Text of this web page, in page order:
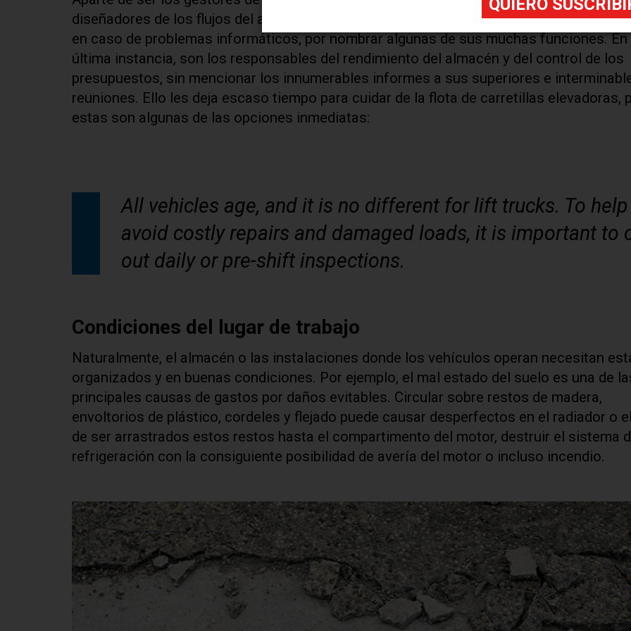
diseñadores de los flujos del almacén, especialistas en almacenaje y personas de
en caso de problemas informáticos, por nombrar algunas de sus muchas funciones. En
última instancia, son los responsables del rendimiento del almacén y del control de los
presupuestos, sin mencionar los innumerables informes a sus superiores e
reuniones. Ello les deja escaso tiempo para cuidar de la flota de carretillas elevadoras,
estas son algunas de las opciones inmediatas:
All vehicles age, and it is no different for lift trucks. To help
avoid costly repairs and damaged loads, it is important to
out daily or pre-shift inspections.
Condiciones del lugar de trabajo
Naturalmente, el almacén o las instalaciones donde los vehículos operan necesitan
organizados y en buenas condiciones. Por ejemplo, el mal estado del suelo es una de
principales causas de gastos por daños evitables. Circular sobre restos de madera,
envoltorios de plástico, cordeles y flejado puede causar desperfectos en el radiador o
de ser arrastrados estos restos hasta el compartimento del motor, destruir el sistema
refrigeración con la consiguiente posibilidad de avería del motor o incluso incendio.